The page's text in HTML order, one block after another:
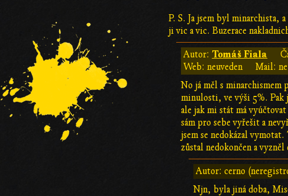
P. S. Ja jsem byl minarchista,
ji vic a vic. Buzerace
Autor:Tomáš Fiala
Web: neuveden
Mail:
No já měl s minarchismem
minulosti, ve výši 5%. Pak
ale jak mi stát má
sám pro sebe vyřešit a
jsem se nedokázal
zůstal nedokončen a
Autor: cerno
Njn, byla jiná doba,